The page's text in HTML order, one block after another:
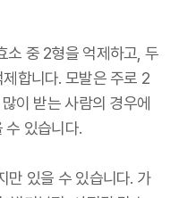
소 중 2형을 억제하고, 두
합니다. 모발은 주로 2
이 받는 사람의 경우에
수 있습니다.
만 있을 수 있습니다. 가